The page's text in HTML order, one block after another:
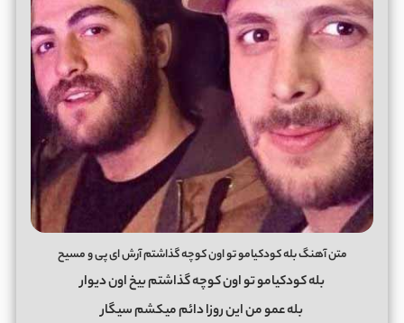
متن آهنگ بله کودکیامو تو اون کوچه گذاشتم آرش ای پی و مسیح
بله کودکیامو تو اون کوچه گذاشتم بیخ اون دیوار
بله عمو من این روزا دائم میکشم سیگار